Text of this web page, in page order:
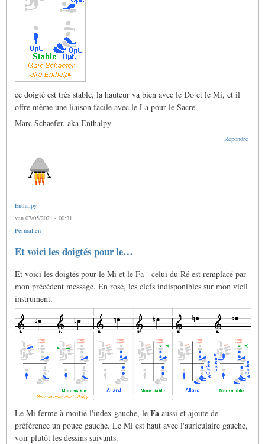
ce doigté est très stable, la hauteur va bien avec le Do et le Mi, et il
offre même une liaison facile avec le La pour le Sacre.
Marc Schaefer, aka Enthalpy
Répondre
Enthalpy
ven 07/05/2021 - 00:31
Permalien
Et voici les doigtés pour le…
Et voici les doigtés pour le Mi et le Fa - celui du Ré est remplacé par
mon précédent message. En rose, les clefs indisponibles sur mon vieil
instrument.
Le Mi ferme à moitié l'index gauche, le Fa aussi et ajoute de
préférence un pouce gauche. Le Mi est haut avec l'auriculaire gauche,
voir plutôt les dessins suivants.